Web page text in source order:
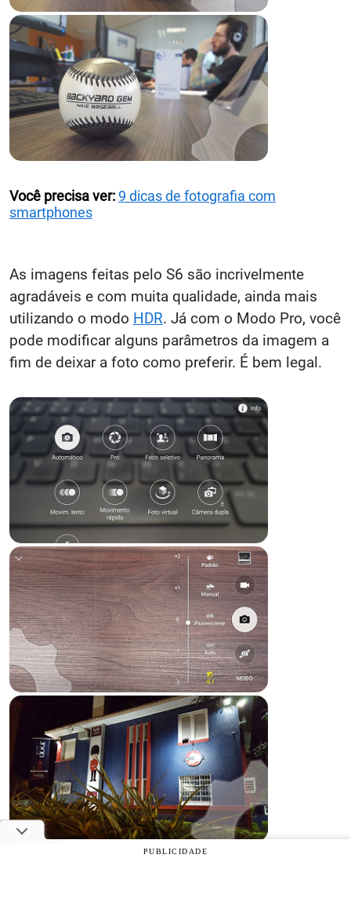
Você precisa ver:9 dicas de fotografia com
smartphones
As imagens feitas pelo S6 são incrivelmente
agradáveis e com muita qualidade, ainda mais
utilizando o modo HDR. Já com o Modo Pro, você
pode modificar alguns parâmetros da imagem a
fim de deixar a foto como preferir. É bem legal.
PUBLICIDADE